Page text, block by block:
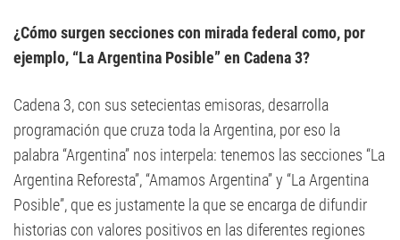
¿Cómo surgen secciones con mirada federal como, por
ejemplo, “La Argentina Posible” en Cadena 3?
Cadena 3, con sus setecientas emisoras, desarrolla
programación que cruza toda la Argentina, por eso la
palabra “Argentina” nos interpela: tenemos las secciones “La
Argentina Reforesta”, “Amamos Argentina” y “La Argentina
Posible”, que es justamente la que se encarga de difundir
historias con valores positivos en las diferentes regiones